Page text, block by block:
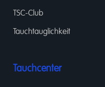
TSC-Club
Tauchtauglichkeit
Tauchcenter